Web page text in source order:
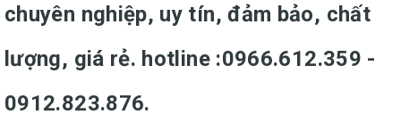
chuyên nghiệp, uy tín, đảm bảo, chất
lượng, giá rẻ. hotline :0966.612.359 -
0912.823.876.